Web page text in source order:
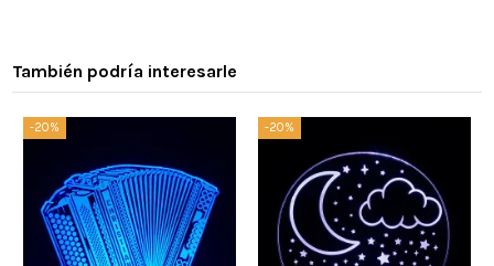
También podría interesarle
-20% -20%